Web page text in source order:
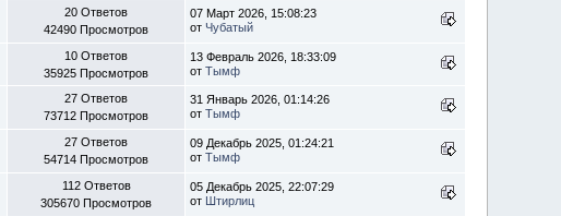
20 Ответов
42490 Просмотров
07 Март 2026, 15:08:23
отЧубатый
10 Ответов
35925 Просмотров
13 Февраль 2026, 18:33:09
отТымф
27 Ответов
73712 Просмотров
31 Январь 2026, 01:14:26
отТымф
27 Ответов
54714 Просмотров
09 Декабрь 2025, 01:24:21
отТымф
112 Ответов
305670 Просмотров
05 Декабрь 2025, 22:07:29
от Штирлиц